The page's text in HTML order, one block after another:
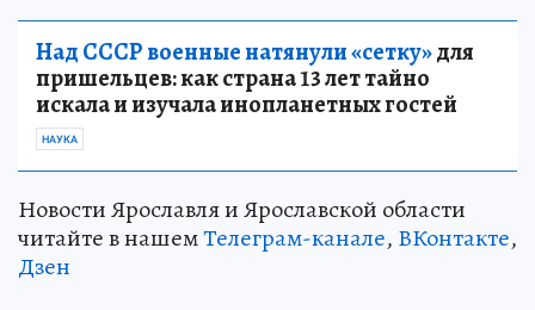
Над СССР военные натянули «сетку»для
пришельцев: как страна 13 лет тайно
искала и изучала инопланетных гостей
НАУКА
Новости Ярославля и Ярославской области
читайте в нашемТелеграм-канале, ВКонтакте,
Дзен